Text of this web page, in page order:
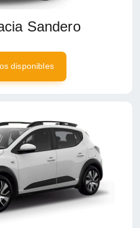
Sandero
disponibles